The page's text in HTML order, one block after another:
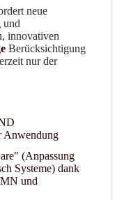
neue
und
innovativen
Berücksichtigung
nur der
Anwendung
(Anpassung
Systeme) dank
und